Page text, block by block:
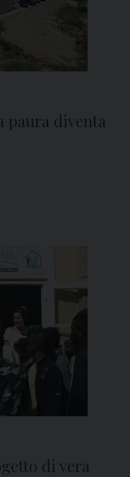
paura diventa
di vera